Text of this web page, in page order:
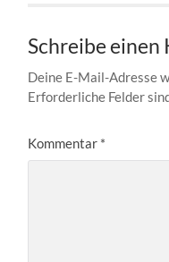
Schreibe
Deine E-Mail-Adresse
Erforderliche Felder
Kommentar *